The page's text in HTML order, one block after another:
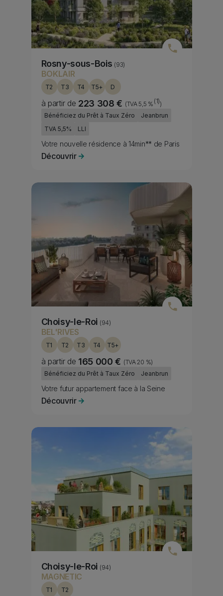
Rosny-sous-Bois (93)
BOKLAIR
T2 T3 T4 T5+ D
à partir de 223 308 € (TVA 5,5 % (1))
Fiscality
Bénéficiez du Prêt à Taux Zéro
Jeanbrun
TVA 5,5%
LLI
Subtitle
Votre nouvelle résidence à 14min** de Paris
Découvrir
Media bannière
Image
Choisy-le-Roi (94)
BEL'RIVES
T1 T2 T3 T4 T5+
à partir de 165 000 € (TVA 20 %)
Fiscality
Bénéficiez du Prêt à Taux Zéro Jeanbrun
Subtitle
Votre futur appartement face à la Seine
Découvrir
Media bannière
Image
Choisy-le-Roi (94)
MAGNETIC
T1 T2